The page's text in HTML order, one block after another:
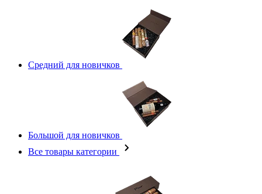
Средний для новичков
Большой для новичков
Все товары категории